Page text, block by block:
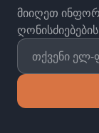
მიიღეთ